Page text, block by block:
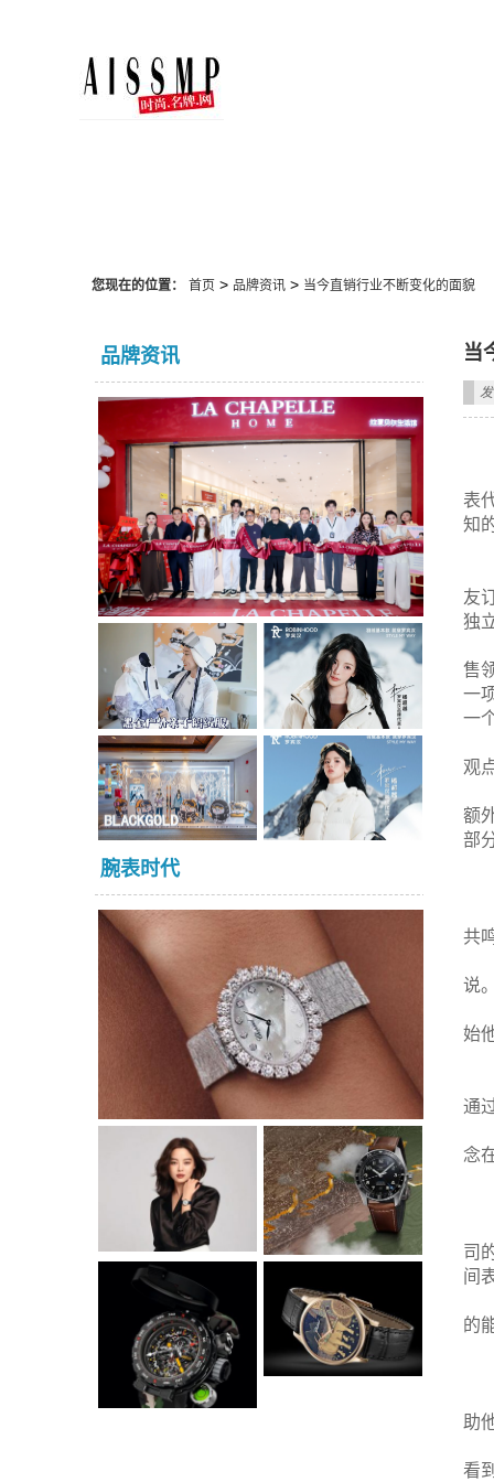
您现在的位置： 首页> 品牌资讯> 当今直销行业不断变化的面貌
品牌资讯
腕表时代
当
表
知
友
独
售
一
一
观
额
部
共
说
始
通
念
司
间
的
助
看